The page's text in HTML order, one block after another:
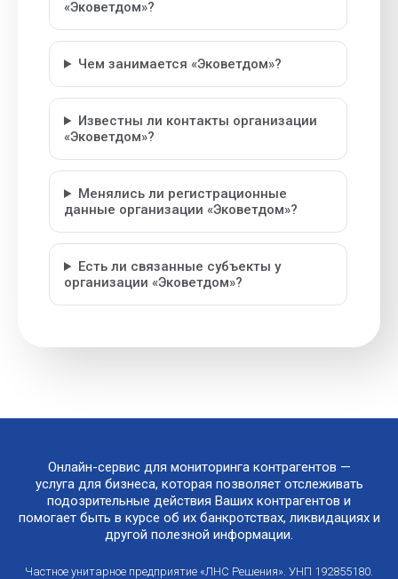
«Эковетдом»?
Чем занимается «Эковетдом»?
Известны ли контакты организации
«Эковетдом»?
Менялись ли регистрационные
данные организации «Эковетдом»?
Есть ли связанные субъекты у
организации «Эковетдом»?
Онлайн-сервис для мониторинга контрагентов —
услуга для бизнеса, которая позволяет отслеживать
подозрительные действия Ваших контрагентов и
помогает быть в курсе об их банкротствах, ликвидациях и
другой полезной информации.
Частное унитарное предприятие «ЛНС Решения». УНП 192855180.